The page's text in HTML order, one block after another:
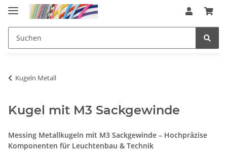
Kugeln Metall
Kugel mit M3 Sackgewinde
Messing Metallkugeln mit M3 Sackgewinde – Hochpräzise
Komponenten für Leuchtenbau & Technik